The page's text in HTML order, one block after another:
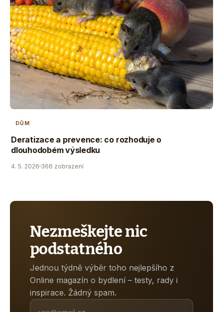
DŮM
Deratizace a prevence: co rozhoduje o
dlouhodobém výsledku
4. 5. 2026 366 zobrazení
Nezmeškejte nic
podstatného
Jednou týdně výběr toho nejlepšího z
Online magazín o bydlení – testy, rady i
inspirace. Žádný spam.